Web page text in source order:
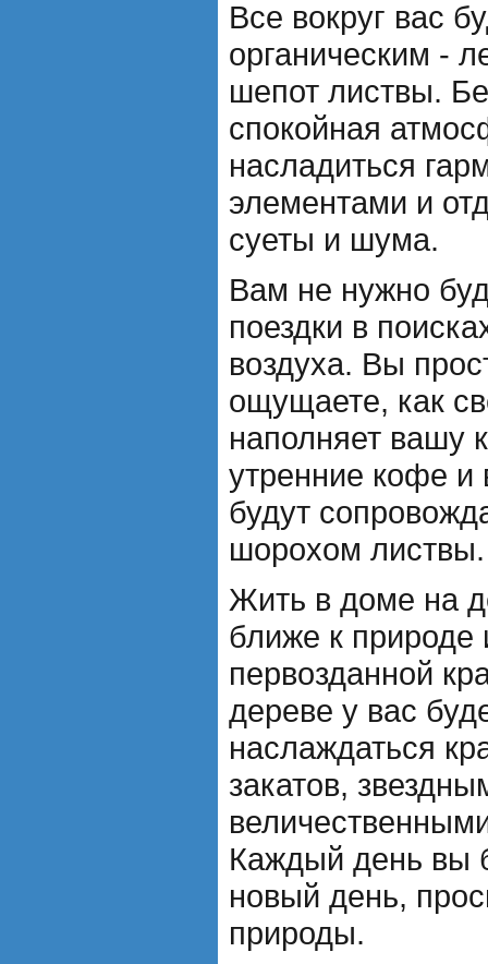
Все вокруг вас
органическим -
шепот листвы.
спокойная
насладиться
элементами и
суеты и шума.
Вам не нужно
поездки в
воздуха. Вы
ощущаете, как
наполняет вашу
утренние кофе и
будут
шорохом листвы.
Жить в доме на
ближе к природе
первозданной
дереве у вас
наслаждаться
закатов,
Каждый день вы
новый день,
природы.